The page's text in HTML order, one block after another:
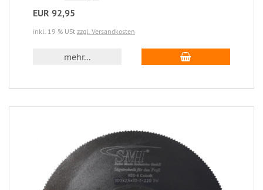
EUR 92,95
inkl. 19 % USt zzgl. Versandkosten
mehr...